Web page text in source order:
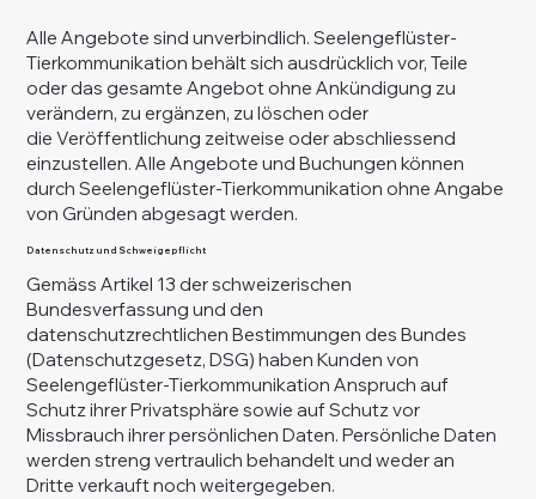
Alle Angebote sind unverbindlich. Seelengeflüster-
Tierkommunikation behält sich ausdrücklich vor, Teile
oder das gesamte Angebot ohne Ankündigung zu
verändern, zu ergänzen, zu löschen oder
die Veröffentlichung zeitweise oder abschliessend
einzustellen. Alle Angebote und Buchungen können
durch Seelengeflüster-Tierkommunikation ohne Angabe
von Gründen abgesagt werden.
Datenschutz und Schweigepflicht
Gemäss Artikel 13 der schweizerischen
Bundesverfassung und den
datenschutzrechtlichen Bestimmungen des Bundes
(Datenschutzgesetz, DSG) haben Kunden von
Seelengeflüster-Tierkommunikation Anspruch auf
Schutz ihrer Privatsphäre sowie auf Schutz vor
Missbrauch ihrer persönlichen Daten. Persönliche Daten
werden streng vertraulich behandelt und weder an
Dritte verkauft noch weitergegeben.